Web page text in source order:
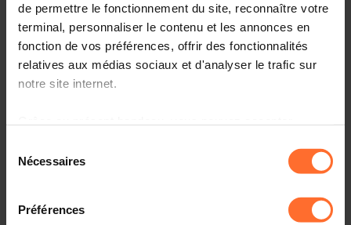
de permettre le fonctionnement du site, reconnaître votre
terminal, personnaliser le contenu et les annonces en
fonction de vos préférences, offrir des fonctionnalités
relatives aux médias sociaux et d'analyser le trafic sur
notre site internet.
à l’exception des cookies strictement nécessaires au
fonctionnement du site. Une description des différents
cookies est accessible sous l’onglet « Détails » ci-
dessus.
Nécessaires
Préférences
parcours réglementaire d’un futur entrepreneur, ainsi que
des services et programmes gratuits de la House of
Entrepreneurship pour créateurs d’entreprise.
Parmi les thématiques abordées:
Les mauvaises raisons d’entreprendre
Les peurs récurrentes des nouveaux entrepreneurs
Créer une entreprise sans être un super-héros, mais en
étant conscient.e de ses ressources et limites: